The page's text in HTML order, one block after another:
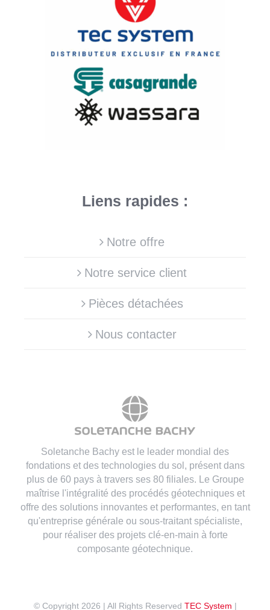
Liens rapides :
Notre offre
Notre service client
Pièces détachées
Nous contacter
Soletanche Bachy est le leader mondial des
fondations et des technologies du sol, présent dans
plus de 60 pays à travers ses 80 filiales. Le Groupe
maîtrise l'intégralité des procédés géotechniques et
offre des solutions innovantes et performantes, en tant
qu'entreprise générale ou sous-traitant spécialiste,
pour réaliser des projets clé-en-main à forte
composante géotechnique.
© Copyright 2026 | All Rights Reserved TEC System |